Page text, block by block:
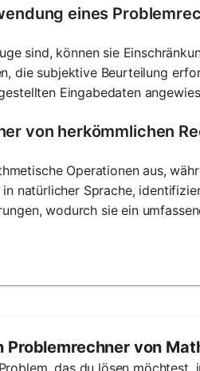
eines
sind, können sie
die subjektive Beurteilung
Eingabedaten
von herkömmlichen
Operationen aus,
natürlicher Sprache,
wodurch sie ein
von